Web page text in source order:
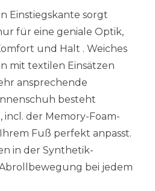
Einstiegskante sorgt
für eine geniale Optik,
und Halt . Weiches
mit textilen Einsätzen
ansprechende
besteht
incl. der Memory-Foam-
Fuß perfekt anpasst.
in der Synthetik-
bei jedem